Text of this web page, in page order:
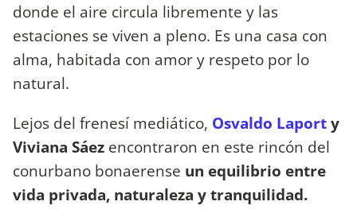
donde el aire circula libremente y las
estaciones se viven a pleno. Es una casa con
alma, habitada con amor y respeto por lo
natural.
Lejos del frenesí mediático, Osvaldo Laporty
Viviana Sáez encontraron en este rincón del
conurbano bonaerense un equilibrio entre
vida privada, naturaleza y tranquilidad.